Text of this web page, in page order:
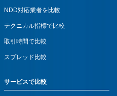
NDD対応業者を比較
テクニカル指標で比較
取引時間で比較
スプレッド比較
サービスで比較